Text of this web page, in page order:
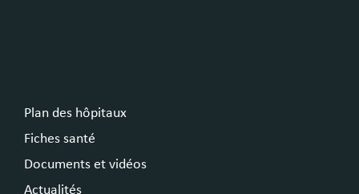
Plan des hôpitaux
Fiches santé
Documents et vidéos
Actualités